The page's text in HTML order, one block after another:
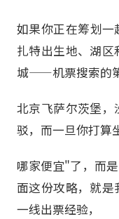
如果你正在筹划
扎特出生地、湖
城——机票搜索的
北京飞萨尔茨堡
驳，而一旦你打算
哪家便宜"了，而
面这份攻略，就
一线出票经验，